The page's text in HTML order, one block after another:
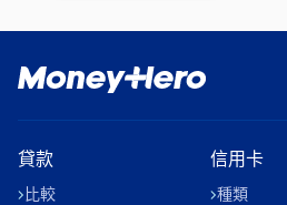
消費是精明理財的一部
分，如果為優惠或禮品
分鐘影響信貸評級
貸款
比較
信用卡
種類